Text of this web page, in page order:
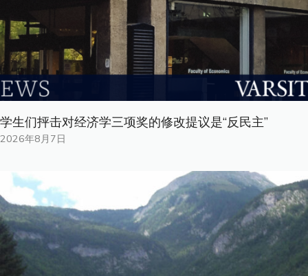
学生们抨击对经济学三项奖的修改提议是“反民主”
2026年8月7日